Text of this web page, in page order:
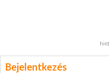
Bejelentkezés